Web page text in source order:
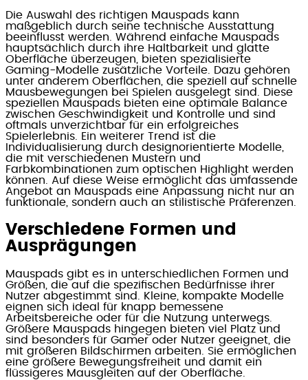
Die Auswahl des richtigen Mauspads kann
maßgeblich durch seine technische Ausstattung
beeinflusst werden. Während einfache Mauspads
hauptsächlich durch ihre Haltbarkeit und glatte
Oberfläche überzeugen, bieten spezialisierte
Gaming-Modelle zusätzliche Vorteile. Dazu gehören
unter anderem Oberflächen, die speziell auf schnelle
Mausbewegungen bei Spielen ausgelegt sind. Diese
speziellen Mauspads bieten eine optimale Balance
zwischen Geschwindigkeit und Kontrolle und sind
oftmals unverzichtbar für ein erfolgreiches
Spielerlebnis. Ein weiterer Trend ist die
Individualisierung durch designorientierte Modelle,
die mit verschiedenen Mustern und
Farbkombinationen zum optischen Highlight werden
können. Auf diese Weise ermöglicht das umfassende
Angebot an Mauspads eine Anpassung nicht nur an
funktionale, sondern auch an stilistische Präferenzen.
Verschiedene Formen und
Ausprägungen
Mauspads gibt es in unterschiedlichen Formen und
Größen, die auf die spezifischen Bedürfnisse ihrer
Nutzer abgestimmt sind. Kleine, kompakte Modelle
eignen sich ideal für knapp bemessene
Arbeitsbereiche oder für die Nutzung unterwegs.
Größere Mauspads hingegen bieten viel Platz und
sind besonders für Gamer oder Nutzer geeignet, die
mit größeren Bildschirmen arbeiten. Sie ermöglichen
eine größere Bewegungsfreiheit und damit ein
flüssigeres Mausgleiten auf der Oberfläche.